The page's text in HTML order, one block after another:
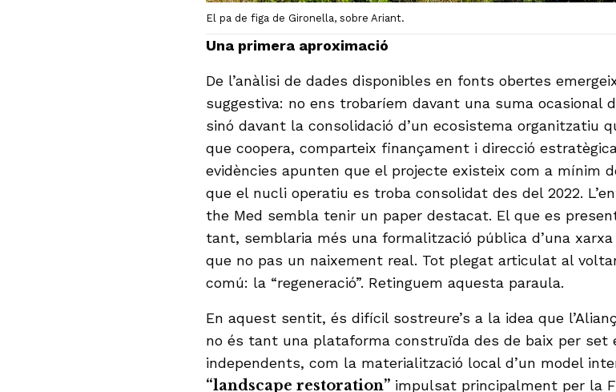
El pa de figa de Gironella, sobre Ariant.
Una primera aproximació
De l’anàlisi de dades disponibles en fonts obertes
suggestiva: no ens trobaríem davant una suma ocasional
sinó davant la consolidació d’un ecosistema organitzatiu
que coopera, comparteix finançament i direcció
evidències apunten que el projecte existeix com a mínim
que el nucli operatiu es troba consolidat des del 2022.
the Med sembla tenir un paper destacat. El que es
tant, semblaria més una formalització pública d’una
que no pas un naixement real. Tot plegat articulat al
comú: la “regeneració”. Retinguem aquesta paraula.
En aquest sentit, és difícil sostreure’s a la idea que
no és tant una plataforma construïda des de baix per set
independents, com la materialització local d’un model
“landscape restoration” impulsat principalment per la